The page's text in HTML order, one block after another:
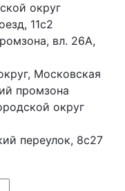
округ
11с2
вл. 26А,
Московская
промзона
округ
переулок, 8с27